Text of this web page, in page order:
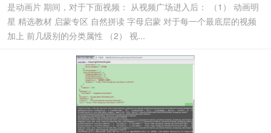
是动画片 期间，对于下面视频： 从视频广场进入后： （1） 动画明
星 精选教材 启蒙专区 自然拼读 字母启蒙 对于每一个最底层的视频
加上 前几级别的分类属性 （2） 视...